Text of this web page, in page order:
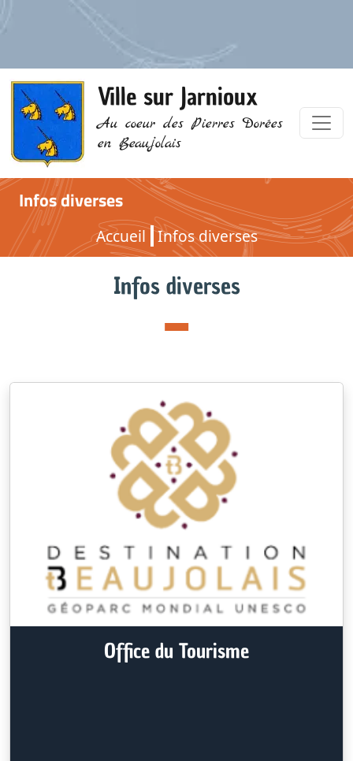
Ville sur Jarnioux
Au coeur des Pierres Dorées
en Beaujolais
Infos diverses
Accueil Infos diverses
Infos diverses
Office du Tourisme